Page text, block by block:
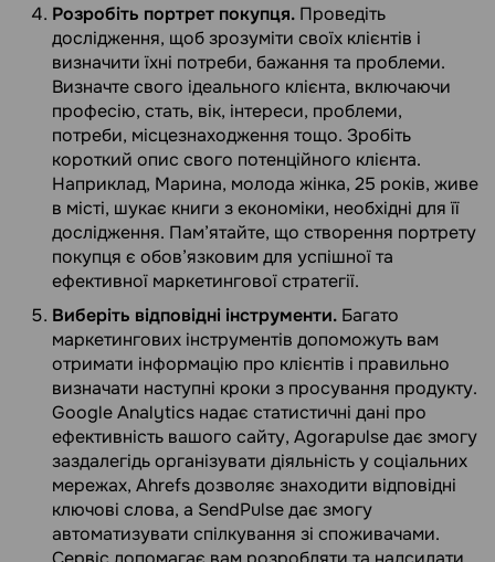
Розробіть портрет покупця. Проведіть
дослідження, щоб зрозуміти своїх клієнтів і
визначити їхні потреби, бажання та проблеми.
Визначте свого ідеального клієнта, включаючи
професію, стать, вік, інтереси, проблеми,
потреби, місцезнаходження тощо. Зробіть
короткий опис свого потенційного клієнта.
Наприклад, Марина, молода жінка, 25 років, живе
в місті, шукає книги з економіки, необхідні для її
дослідження. Пам’ятайте, що створення портрету
покупця є обов’язковим для успішної та
ефективної маркетингової стратегії.
Виберіть відповідні інструменти. Багато
маркетингових інструментів допоможуть вам
отримати інформацію про клієнтів і правильно
визначати наступні кроки з просування продукту.
Google Analytics надає статистичні дані про
ефективність вашого сайту, Agorapulse дає змогу
заздалегідь організувати діяльність у соціальних
мережах, Ahrefs дозволяє знаходити відповідні
ключові слова, а SendPulse дає змогу
автоматизувати спілкування зі споживачами.